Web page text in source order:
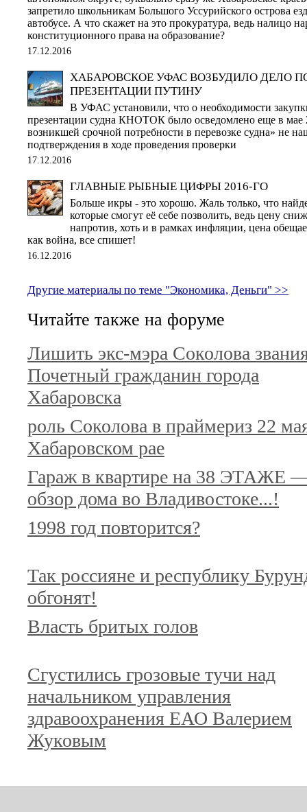
запретило школьникам Большого Уссурийского острова
автобусе. А что скажет на это прокуратура, ведь налицо
конституционного права на образование?
17.12.2016
ХАБАРОВСКОЕ УФАС ВОЗБУДИЛО ДЕЛО
ПРЕЗЕНТАЦИИ ПУТИНУ
В УФАС установили, что о необходимости
презентации судна КНОТОК было осведомлено еще в мае
возникшей срочной потребности в перевозке судна» не
подтверждения в ходе проведения проверки
17.12.2016
ГЛАВНЫЕ РЫБНЫЕ ЦИФРЫ 2016-ГО
Больше икры - это хорошо. Жаль только, что
которые смогут её себе позволить, ведь цену
напротив, хоть и в рамках инфляции, цена
как война, все спишет!
16.12.2016
Другие материалы по теме "Экономика, Деньги" >>
Читайте также на форуме
Лишить экс-мэра Соколова
Почетный гражданин города
Хабаровска
роль Соколова в праймериз 22
Хабаровском рае
Гараж в квартире на 38 ЭТАЖЕ
обзор дома во Владивостоке...!
1998 год повторится?
Так россияне и республику
обгонят!
Власть бритых голов
Сгустились грозовые тучи над
начальником управления
здравоохранения ЕАО Валерием
Жуковым